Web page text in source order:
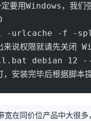
定要用Windows，我
urlcache -f -
来说权限就请先关
debian 12 --
安装完毕后根据脚本
宽在同价位产品中大很多